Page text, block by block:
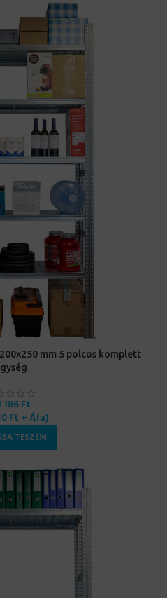
mm 5 polcos komplett
186Ft
Ft + Áfa)
TESZEM